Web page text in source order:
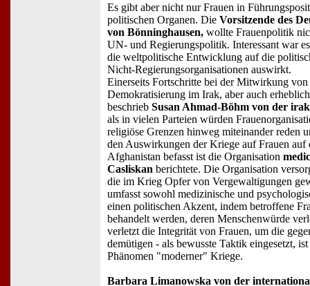
Es gibt aber nicht nur Frauen in
politischen Organen. Die Vorsitzende des
von Bönninghausen, wollte Frauenpolitik
UN- und Regierungspolitik. Interessant war
die weltpolitische Entwicklung auf die
Nicht-Regierungsorganisationen auswirkt.
Einerseits Fortschritte bei der Mitwirkung von
Demokratisierung im Irak, aber auch
beschrieb Susan Ahmad-Böhm von der
als in vielen Parteien würden
religiöse Grenzen hinweg miteinander reden
den Auswirkungen der Kriege auf Frauen auf
Afghanistan befasst ist die Organisation
Casliskan berichtete. Die Organisation
die im Krieg Opfer von Vergewaltigungen
umfasst sowohl medizinische und
einen politischen Akzent, indem betroffene
behandelt werden, deren Menschenwürde
verletzt die Integrität von Frauen, um die
demütigen - als bewusste Taktik eingesetzt,
Phänomen "moderner" Kriege.
Barbara Limanowska von der